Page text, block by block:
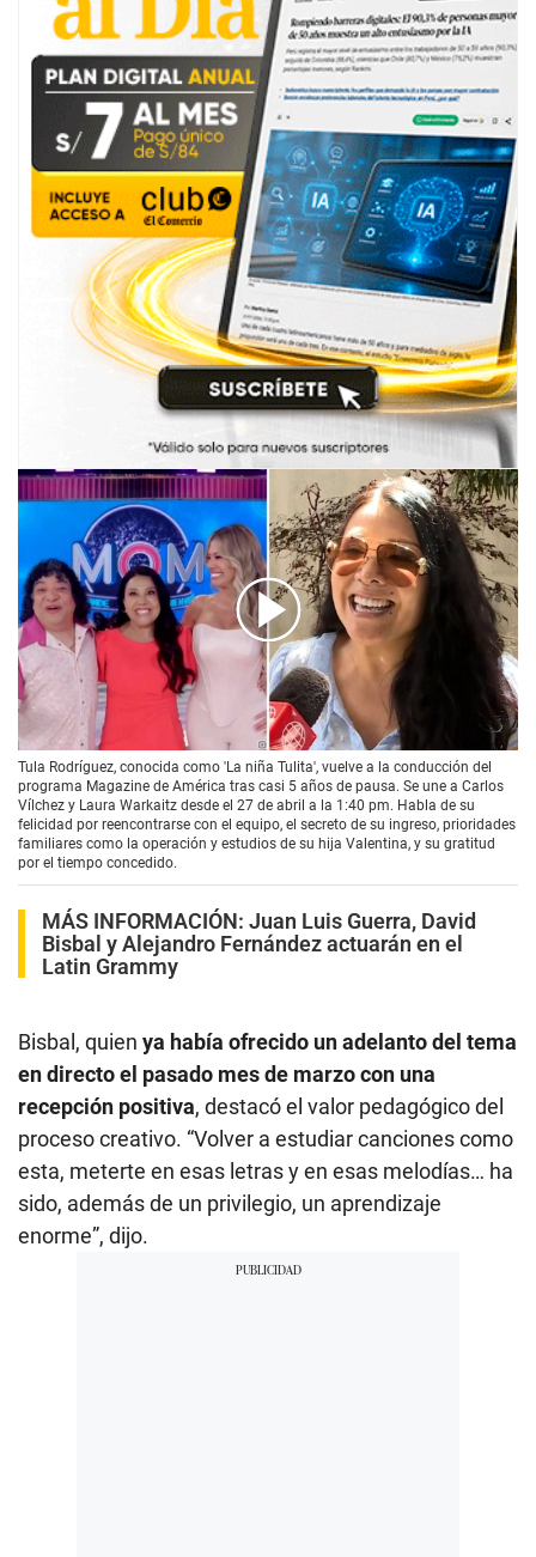
00:00 03:43
Tula Rodríguez, conocida como 'La niña Tulita', vuelve a la conducción del
programa Magazine de América tras casi 5 años de pausa. Se une a Carlos
Vílchez y Laura Warkaitz desde el 27 de abril a la 1:40 pm. Habla de su
felicidad por reencontrarse con el equipo, el secreto de su ingreso, prioridades
familiares como la operación y estudios de su hija Valentina, y su gratitud
por el tiempo concedido.
MÁS INFORMACIÓN: Juan Luis Guerra, David
Bisbal y Alejandro Fernández actuarán en el
Latin Grammy
Bisbal, quien ya había ofrecido un adelanto del tema
en directo el pasado mes de marzo con una
recepción positiva, destacó el valor pedagógico del
proceso creativo. “Volver a estudiar canciones como
esta, meterte en esas letras y en esas melodías… ha
sido, además de un privilegio, un aprendizaje
enorme”, dijo.